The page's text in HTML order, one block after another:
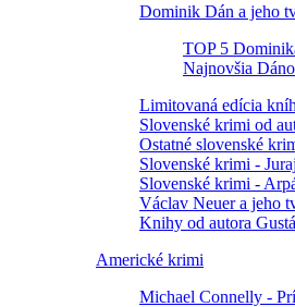
Dominik Dán a jeho
TOP 5
Najnovšia
Limitovaná edícia
Slovenské krimi od
Ostatné slovenské
Slovenské krimi -
Slovenské krimi -
Václav Neuer a jeho
Knihy od autora
Americké krimi
Michael Connelly -